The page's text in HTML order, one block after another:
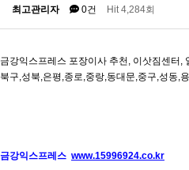
최고관리자 0건 Hit 4,284회
금강익스프레스 포장이사 추천, 이삿짐센터,
북구,성북,은평,종로,중랑,동대문,중구,성
금강익스프레스 www.15996924.co.kr